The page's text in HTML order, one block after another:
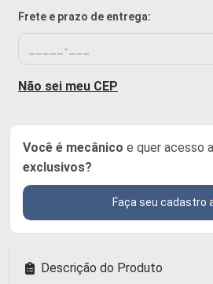
Frete e prazo de entrega:
Não sei meu CEP
Você é mecânico e quer acesso
exclusivos?
Faça seu cadastro
Descrição do Produto